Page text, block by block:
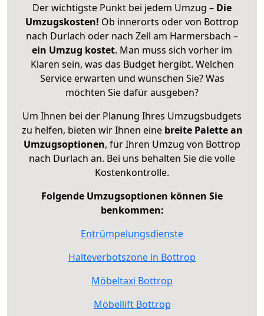
Der wichtigste Punkt bei jedem Umzug – Die
Umzugskosten! Ob innerorts oder von Bottrop
nach Durlach oder nach Zell am Harmersbach –
ein Umzug kostet. Man muss sich vorher im
Klaren sein, was das Budget hergibt. Welchen
Service erwarten und wünschen Sie? Was
möchten Sie dafür ausgeben?
Um Ihnen bei der Planung Ihres Umzugsbudgets
zu helfen, bieten wir Ihnen eine breite Palette an
Umzugsoptionen, für Ihren Umzug von Bottrop
nach Durlach an. Bei uns behalten Sie die volle
Kostenkontrolle.
Folgende Umzugsoptionen können Sie
benkommen:
Entrümpelungsdienste
Halteverbotszone in Bottrop
Möbeltaxi Bottrop
Möbellift Bottrop